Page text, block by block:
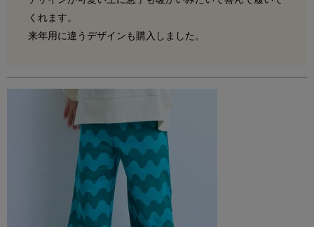
くれます。
来年用に違うデザインも購入しました。